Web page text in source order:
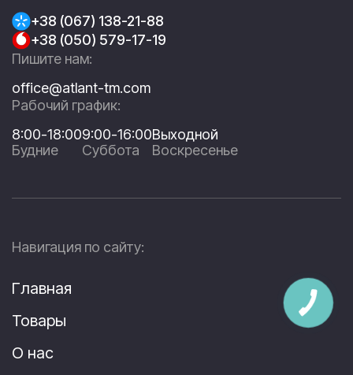
+38 (067) 138-21-88
+38 (050) 579-17-19
Пишите нам:
office@atlant-tm.com
Рабочий график:
8:00-18:00
Будние
9:00-16:00
Суббота
Выходной
Воскресенье
Навигация по сайту:
Главная
Товары
О нас